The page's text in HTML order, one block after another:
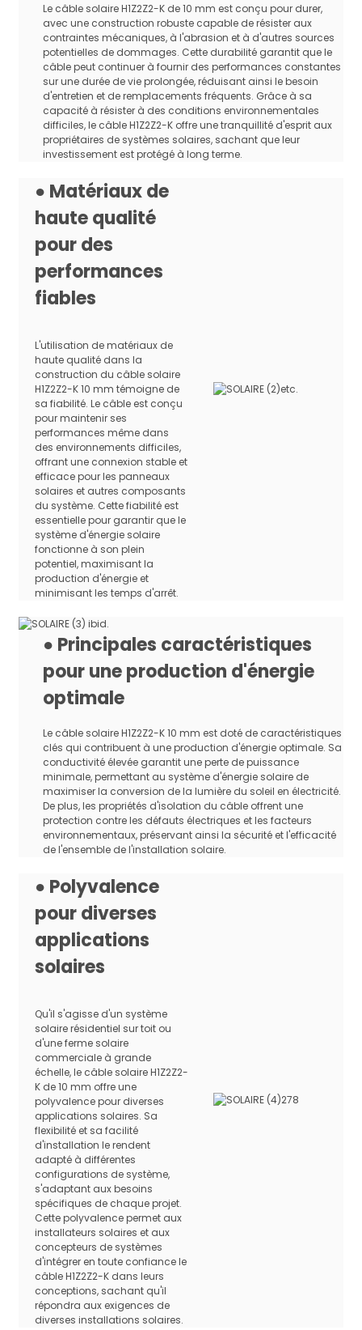
Le câble solaire H1Z2Z2-K de 10 mm est conçu pour durer,
avec une construction robuste capable de résister aux
contraintes mécaniques, à l'abrasion et à d'autres sources
potentielles de dommages. Cette durabilité garantit que le
câble peut continuer à fournir des performances constantes
sur une durée de vie prolongée, réduisant ainsi le besoin
d'entretien et de remplacements fréquents. Grâce à sa
capacité à résister à des conditions environnementales
difficiles, le câble H1Z2Z2-K offre une tranquillité d'esprit aux
propriétaires de systèmes solaires, sachant que leur
investissement est protégé à long terme.
● Matériaux de
haute qualité
pour des
performances
fiables
L'utilisation de matériaux de
haute qualité dans la
construction du câble solaire
H1Z2Z2-K 10 mm témoigne de
sa fiabilité. Le câble est conçu
pour maintenir ses
performances même dans
des environnements difficiles,
offrant une connexion stable et
efficace pour les panneaux
solaires et autres composants
du système. Cette fiabilité est
essentielle pour garantir que le
système d'énergie solaire
fonctionne à son plein
potentiel, maximisant la
production d'énergie et
minimisant les temps d'arrêt.
● Principales caractéristiques
pour une production d'énergie
optimale
Le câble solaire H1Z2Z2-K 10 mm est doté de caractéristiques
clés qui contribuent à une production d'énergie optimale. Sa
conductivité élevée garantit une perte de puissance
minimale, permettant au système d'énergie solaire de
maximiser la conversion de la lumière du soleil en électricité.
De plus, les propriétés d'isolation du câble offrent une
protection contre les défauts électriques et les facteurs
environnementaux, préservant ainsi la sécurité et l'efficacité
de l'ensemble de l'installation solaire.
● Polyvalence
pour diverses
applications
solaires
Qu'il s'agisse d'un système
solaire résidentiel sur toit ou
d'une ferme solaire
commerciale à grande
échelle, le câble solaire H1Z2Z2-
K de 10 mm offre une
polyvalence pour diverses
applications solaires. Sa
flexibilité et sa facilité
d'installation le rendent
adapté à différentes
configurations de système,
s'adaptant aux besoins
spécifiques de chaque projet.
Cette polyvalence permet aux
installateurs solaires et aux
concepteurs de systèmes
d'intégrer en toute confiance le
câble H1Z2Z2-K dans leurs
conceptions, sachant qu'il
répondra aux exigences de
diverses installations solaires.
Test de tension sur câble
terminé
CA : 6,5 kV CC : 15 kV, 5 min
Température ambiante
-40℃~+90℃
Propriétés d'endurance
thermique
120℃, 2000h, allongement à la
rupture ≥ 50%
Essai de pression à
haute température
EN60811-3-1
Test de chaleur humide
EN60068-2-78
Résistance aux acides et
aux alcalis
EN60811-2-1
Résistance de la zone O
sur l'ensemble du câble
Test d'endurance
thermique
EN60216-2
Essai de pliage à froid
Essai de flamme
verticale sur câble
complet
EN60332-1-2
Test de teneur en
halogène
Approbations TUV SUD EN50618:2014
Spécification
Section
transversale
(mm²)
Construction
du conducteur
(Φn/mm±0,015)
1×1,5 22×0,29
1×2,5
36×0,29 1,98 5.5
8.21
1×4.0
56×0,29 2.35 5.8
5.09
1×6.0
84×0,29
120×0,4 5.6 10
1.24
1×25
196×0,4 6,95 12
1×35
276×0,4 8.3 13 0,565